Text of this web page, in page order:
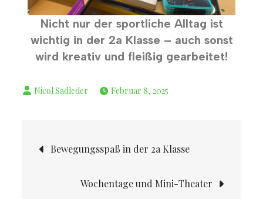
Nicht nur der sportliche Alltag ist
wichtig in der 2a Klasse – auch sonst
wird kreativ und fleißig gearbeitet!
Februar 8, 2025
Bewegungsspaß in der 2a Klasse
Wochentage und Mini-Theater